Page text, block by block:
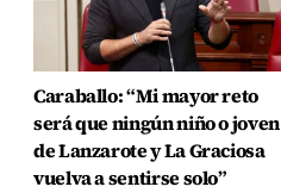
Caraballo: “Mi mayor reto
será que ningún niño o joven
de Lanzarote y La Graciosa
vuelva a sentirse solo”